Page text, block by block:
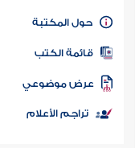
كتاب الأمة
المكتبة
الكتب
موضوعي